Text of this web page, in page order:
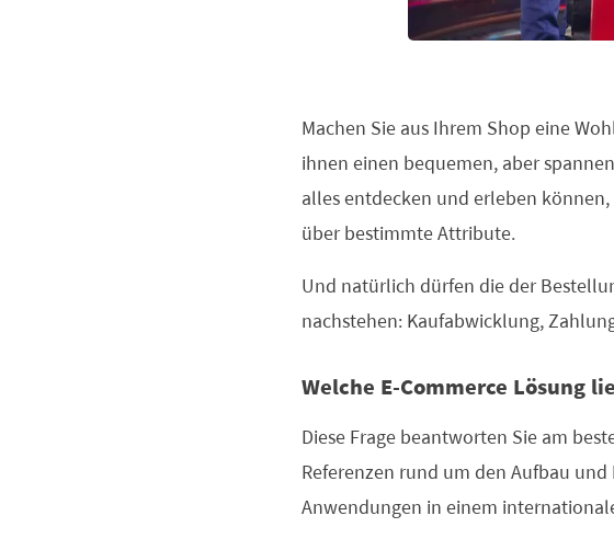
Machen Sie aus Ihrem Shop eine
ihnen einen bequemen, aber
alles entdecken und erleben
über bestimmte Attribute.
Und natürlich dürfen die der
nachstehen: Kaufabwicklung,
Welche E-Commerce Lösung
Diese Frage beantworten Sie am
Referenzen rund um den Aufbau
Anwendungen in einem